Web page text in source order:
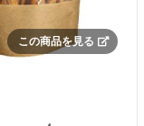
この商品を見る